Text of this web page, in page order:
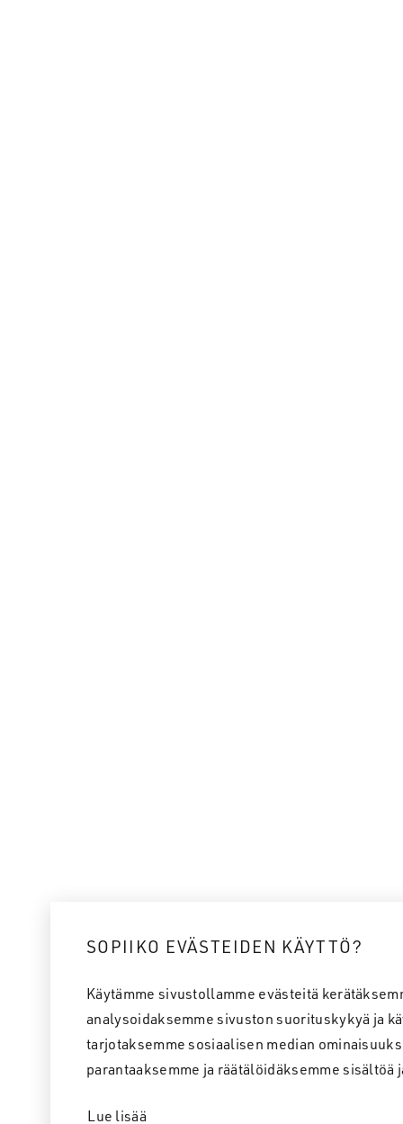
SOPIIKO EVÄSTEIDEN KÄYTTÖ?
Käytämme sivustollamme evästeitä
analysoidaksemme sivuston suorituskykyä ja
tarjotaksemme sosiaalisen median
parantaaksemme ja räätälöidäksemme sisältöä
Lue lisää